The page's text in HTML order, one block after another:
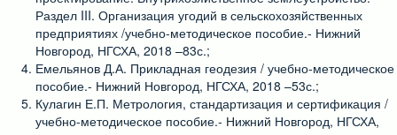
Раздел III. Организация угодий в сельскохозяйственных
предприятиях /учебно-методическое пособие.- Нижний
Новгород, НГСХА, 2018 –83с.;
Емельянов Д.А. Прикладная геодезия / учебно-методическое
пособие.- Нижний Новгород, НГСХА, 2018 –53с.;
Кулагин Е.П. Метрология, стандартизация и сертификация /
учебно-методическое пособие.- Нижний Новгород, НГСХА,